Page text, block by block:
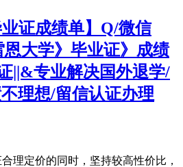
证成绩单】Q/微信
恩大学》毕业证》成绩
||&专业解决国外退学/
理想/留信认证办理
理定价的同时，坚持较高性价比，